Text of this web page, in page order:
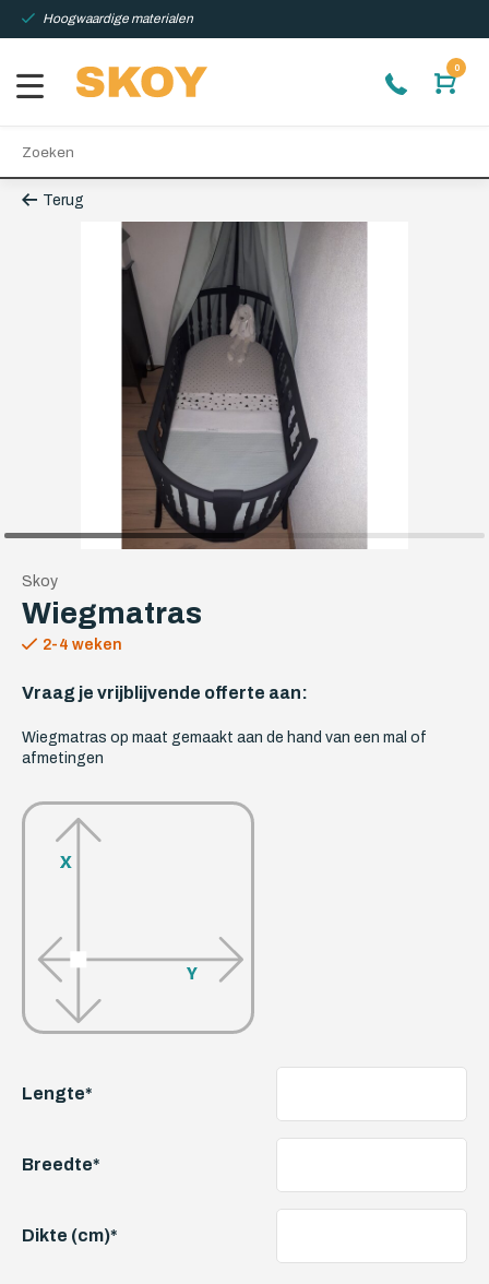
Hoogwaardige materialen
0
Terug
Skoy
Wiegmatras
2-4 weken
Vraag je vrijblijvende offerte aan:
Wiegmatras op maat gemaakt aan de hand van een mal of
afmetingen
Lengte*
Breedte*
Dikte (cm)*